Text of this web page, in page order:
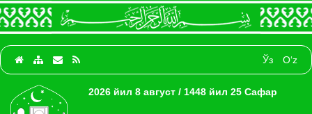
Ўз O‘z
2026 йил 8 август / 1448 йил 25 Сафар